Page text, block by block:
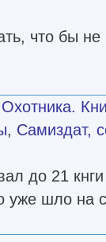
что бы не
, Самиздат,
до 21
уже шло на